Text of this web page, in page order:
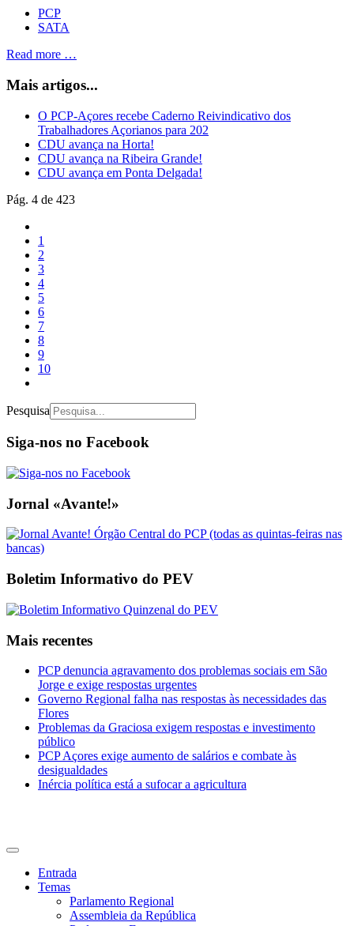
PCP
SATA
Read more …
Mais artigos...
O PCP-Açores recebe Caderno Reivindicativo dos
Trabalhadores Açorianos para 202
CDU avança na Horta!
CDU avança na Ribeira Grande!
CDU avança em Ponta Delgada!
Pág. 4 de 423
1
2
3
4
5
6
7
8
9
10
Pesquisa
Siga-nos no Facebook
Jornal «Avante!»
Boletim Informativo do PEV
Mais recentes
PCP denuncia agravamento dos problemas sociais em São
Jorge e exige respostas urgentes
Governo Regional falha nas respostas às necessidades das
Flores
Problemas da Graciosa exigem respostas e investimento
público
PCP Açores exige aumento de salários e combate às
desigualdades
Inércia política está a sufocar a agricultura
Entrada
Temas
Parlamento Regional
Assembleia da República